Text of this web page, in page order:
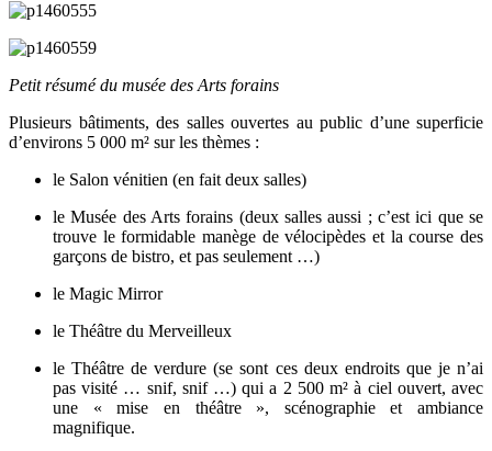
Petit résumé du musée des Arts forains
Plusieurs bâtiments, des salles ouvertes au public d’une superficie
d’environs 5 000 m² sur les thèmes :
le Salon vénitien (en fait deux salles)
le Musée des Arts forains (deux salles aussi ; c’est ici que se
trouve le formidable manège de vélocipèdes et la course des
garçons de bistro, et pas seulement …)
le Magic Mirror
le Théâtre du Merveilleux
le Théâtre de verdure (se sont ces deux endroits que je n’ai
pas visité … snif, snif …) qui a 2 500 m² à ciel ouvert, avec
une « mise en théâtre », scénographie et ambiance
magnifique.